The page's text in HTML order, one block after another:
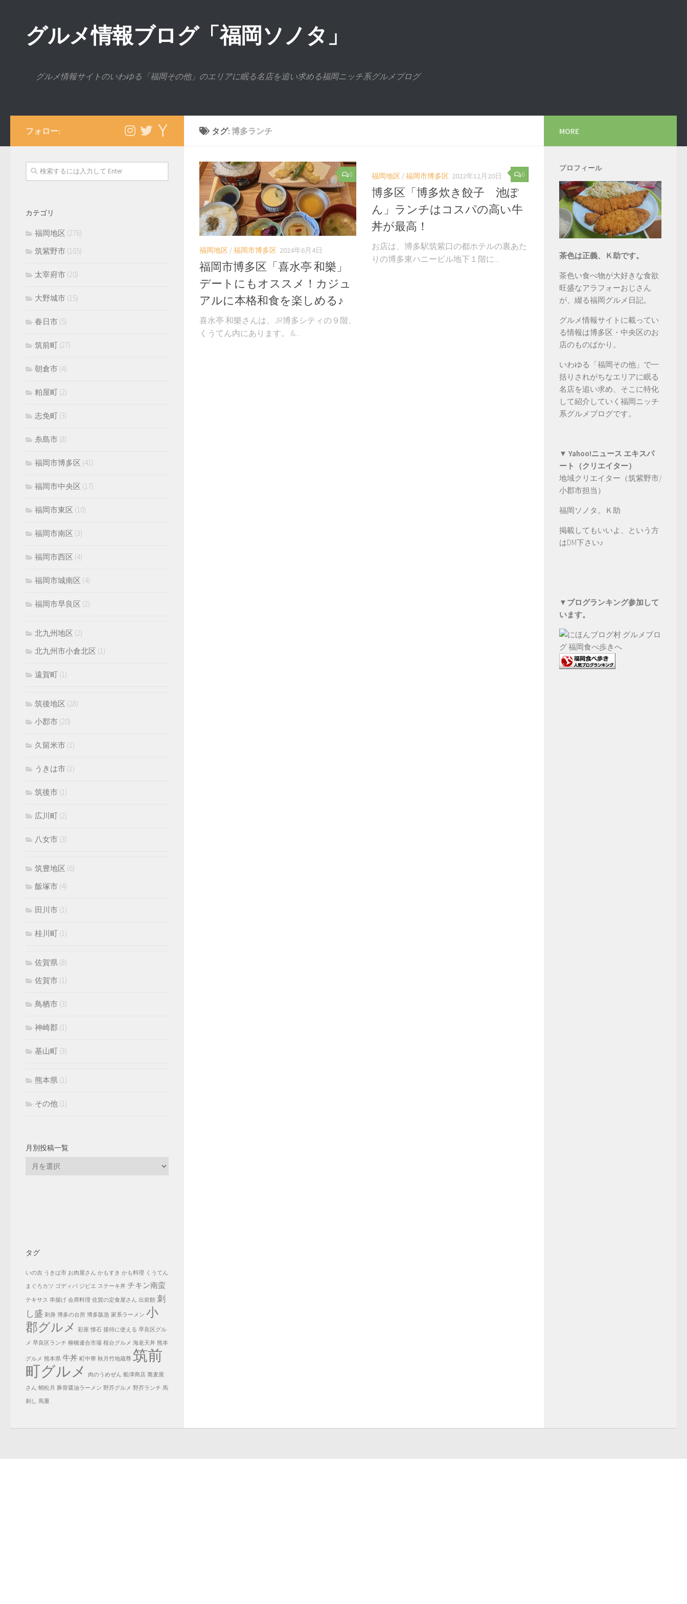
グルメ情報ブログ「福岡ソノタ」
グルメ情報サイトのいわゆる「福岡その他」のエリアに眠る名店を追い求める福岡ニッチ系グルメブログ
タグ: 博多ランチ
0
福岡地区 /福岡市博多区 2024年6月4日
福岡市博多区「喜水亭 和樂」
デートにもオススメ！カジュ
アルに本格和食を楽しめる♪
喜水亭 和樂さんは、JR博多シティの９階、
くうてん内にあります。 &...
0
福岡地区 /福岡市博多区 2022年12月20日
博多区「博多炊き餃子 池ぽ
ん」ランチはコスパの高い牛
丼が最高！
お店は、博多駅筑紫口の都ホテルの裏あた
りの博多東ハニービル地下１階に...
フォロー:
カテゴリ
福岡地区 (276)
筑紫野市 (105)
太宰府市 (20)
大野城市 (15)
春日市 (5)
筑前町 (27)
朝倉市 (4)
粕屋町 (2)
志免町 (3)
糸島市 (8)
福岡市博多区 (41)
福岡市中央区 (17)
福岡市東区 (10)
福岡市南区 (3)
福岡市西区 (4)
福岡市城南区 (4)
福岡市早良区 (2)
北九州地区 (2)
北九州市小倉北区 (1)
遠賀町 (1)
筑後地区 (28)
小郡市 (20)
久留米市 (1)
うきは市 (1)
筑後市 (1)
広川町 (2)
八女市 (3)
筑豊地区 (6)
飯塚市 (4)
田川市 (1)
桂川町 (1)
佐賀県 (8)
佐賀市 (1)
鳥栖市 (3)
神崎郡 (1)
基山町 (3)
熊本県 (1)
その他 (1)
月別投稿一覧
タグ
いの吉 うきは市 お肉屋さん かもすき かも料理 くうてん
まぐろカツ ゴディバ ジビエ ステーキ丼 チキン南蛮
テキサス 串揚げ 会席料理 佐賀の定食屋さん 出前館 刺
し盛 刺身 博多の台所 博多阪急 家系ラーメン 小
郡グルメ
彩座 懐石 接待に使える 早良区グル
メ 早良区ランチ 柳橋連合市場 桜台グルメ 海老天丼 熊本
グルメ 熊本県 牛丼 町中華 秋月竹地蔵尊 筑前
町グルメ
肉のうめぜん 船津商店 蕎麦屋
さん 蛸松月 豚骨醤油ラーメン 野芥グルメ 野芥ランチ 馬
刺し 馬重
MORE
プロフィール
茶色は正義、Ｋ助です。
茶色い食べ物が大好きな食欲
旺盛なアラフォーおじさん
が、綴る福岡グルメ日記。
グルメ情報サイトに載ってい
る情報は博多区・中央区のお
店のものばかり。
いわゆる「福岡その他」で一
括りされがちなエリアに眠る
名店を追い求め、そこに特化
して紹介していく福岡ニッチ
系グルメブログです。
▼ Yahoo!ニュース エキスパ
ート（クリエイター）
地域クリエイター（筑紫野市/
小郡市担当）
福岡ソノタ。Ｋ助
掲載してもいいよ、という方
はDM下さい♪
▼ブログランキング参加して
います。